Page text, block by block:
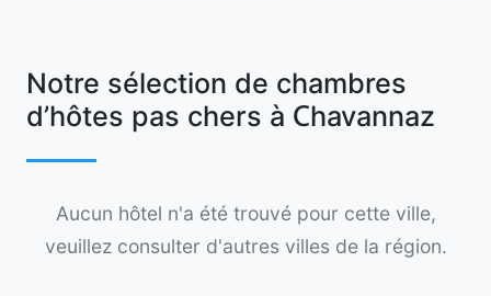
Notre sélection de chambres
d’hôtes pas chers à Chavannaz
Aucun hôtel n'a été trouvé pour cette ville,
veuillez consulter d'autres villes de la région.